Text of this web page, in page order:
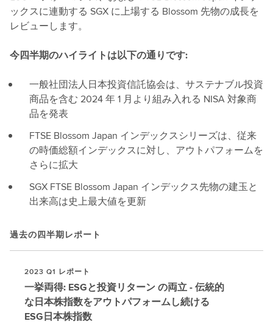
ックスに連動する SGX に上場する Blossom 先物の成長を
レビューします。
今四半期のハイライトは以下の通りです:
一般社団法人日本投資信託協会は、サステナブル投資
商品を含む 2024 年 1 月より組み入れる NISA 対象商
品を発表
FTSE Blossom Japan インデックスシリーズは、従来
の時価総額インデックスに対し、アウトパフォームを
さらに拡大
SGX FTSE Blossom Japan インデックス先物の建玉と
出来高は史上最大値を更新
過去の四半期レポート
2023 Q1 レポート
一挙両得: ESGと投資リターン の両立 - 伝統的
な日本株指数をアウトパフォームし続ける
ESG日本株指数